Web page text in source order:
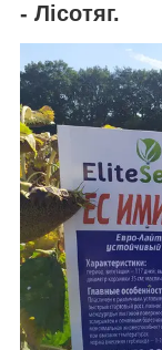
- Лісотяг.